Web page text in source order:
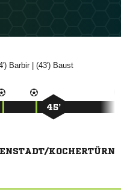
| (43') 
45’
KOCHERTÜRN